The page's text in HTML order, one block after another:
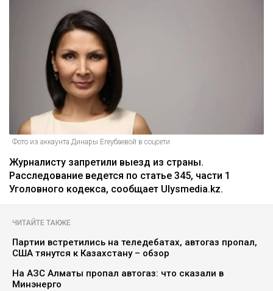
Фото из аккаунта Динары Егеубаевой в соцсети
Журналисту запретили выезд из страны.
Расследование ведется по статье 345, части 1
Уголовного кодекса, сообщает Ulysmedia.kz.
ЧИТАЙТЕ ТАКЖЕ
Партии встретились на теледебатах, автогаз пропал,
США тянутся к Казахстану – обзор
На АЗС Алматы пропал автогаз: что сказали в
Минэнерго